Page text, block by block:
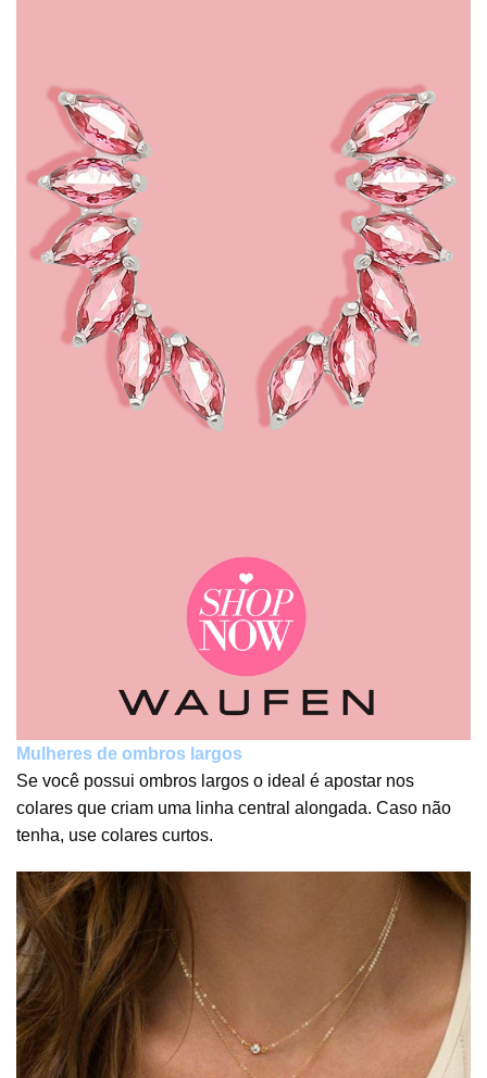
Mulheres de ombros largos
Se você possui ombros largos o ideal é apostar nos
colares que criam uma linha central alongada. Caso não
tenha, use colares curtos.